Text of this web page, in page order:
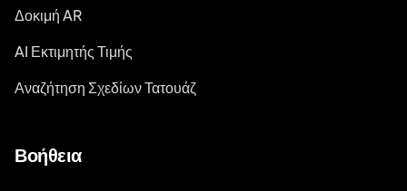
Δοκιμή AR
AI Εκτιμητής Τιμής
Αναζήτηση Σχεδίων Τατουάζ
Βοήθεια